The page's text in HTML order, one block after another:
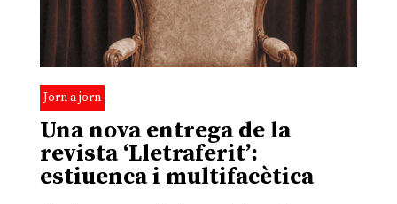
Jorn a jorn
Una nova entrega de la
revista ‘Lletraferit’:
estiuenca i multifacètica